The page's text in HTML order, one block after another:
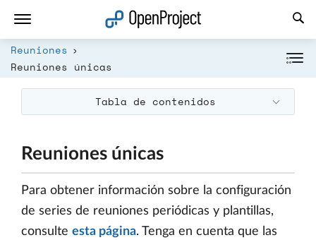
Reuniones
Reuniones únicas
Tabla de contenidos
Reuniones únicas
Para obtener información sobre la configuración
de series de reuniones periódicas y plantillas,
consulte esta página. Tenga en cuenta que las
Abrir vínculo en un nuevo panel